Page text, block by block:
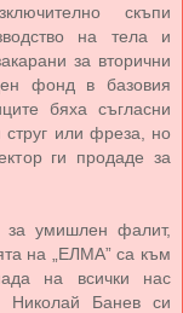
скъпи
на тела и
за вторични
фонд в базовия
бяха съгласни
струг или фреза, но
ги продаде за
за умишлен фалит,
на „ЕЛМА” са към
на всички нас
Николай Банев си